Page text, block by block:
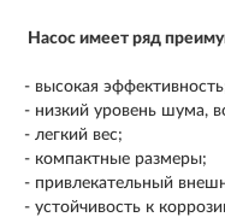
Насос имеет ряд
- высокая
- низкий уровень шума,
- легкий вес;
- компактные размеры;
- привлекательный
- устойчивость к